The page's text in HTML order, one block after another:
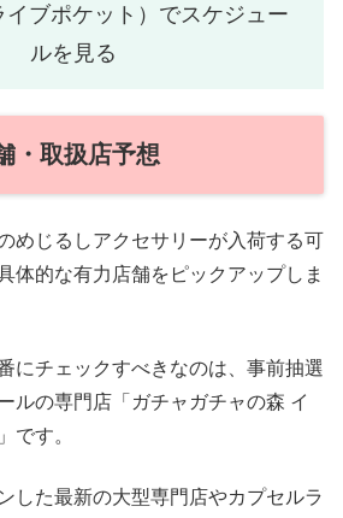
イブポケット）でスケジュー
ルを見る
・取扱店予想
めじるしアクセサリーが入荷する可
体的な有力店舗をピックアップしま
にチェックすべきなのは、事前抽選
ルの専門店「ガチャガチャの森 イ
です。
した最新の大型専門店やカプセルラ